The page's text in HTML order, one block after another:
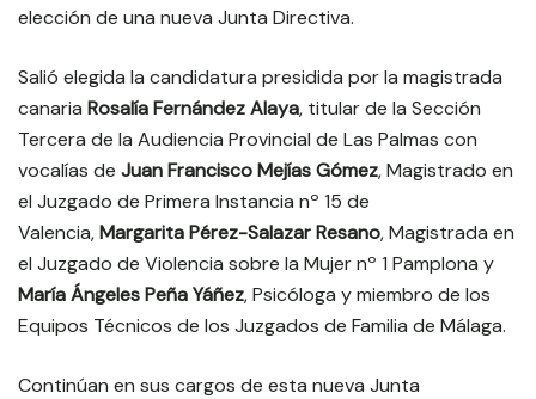
elección de una nueva Junta Directiva.
Salió elegida la candidatura presidida por la magistrada
canaria Rosalía Fernández Alaya, titular de la Sección
Tercera de la Audiencia Provincial de Las Palmas con
vocalías de Juan Francisco Mejías Gómez, Magistrado en
el Juzgado de Primera Instancia nº 15 de
Valencia,Margarita Pérez-Salazar Resano, Magistrada en
el Juzgado de Violencia sobre la Mujer nº 1 Pamplona y
María Ángeles Peña Yáñez, Psicóloga y miembro de los
Equipos Técnicos de los Juzgados de Familia de Málaga.
Continúan en sus cargos de esta nueva Junta